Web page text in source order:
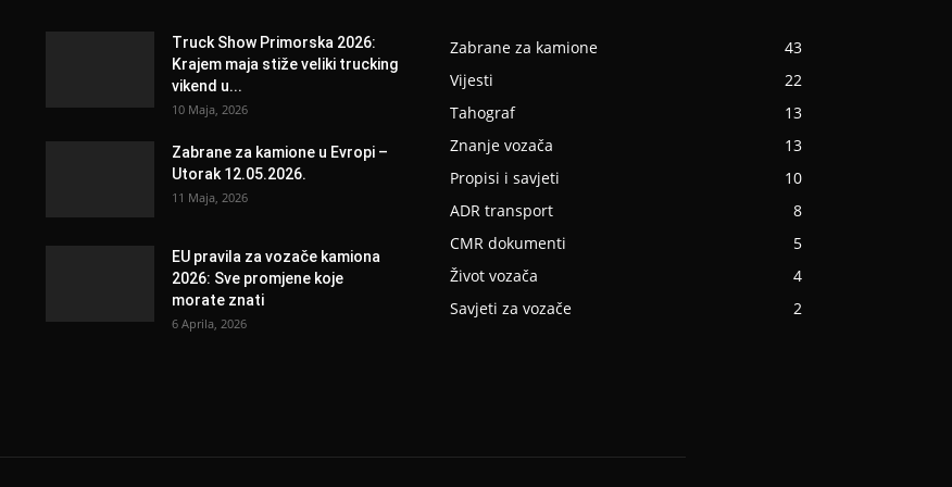
Truck Show Primorska 2026:
Krajem maja stiže veliki trucking
vikend u...
10 Maja, 2026
Zabrane za kamione u Evropi –
Utorak 12.05.2026.
11 Maja, 2026
EU pravila za vozače kamiona
2026: Sve promjene koje
morate znati
6 Aprila, 2026
Zabrane za kamione
43
Vijesti
22
Tahograf
13
Znanje vozača
13
Propisi i savjeti
10
ADR transport
8
CMR dokumenti
5
Život vozača
4
Savjeti za vozače
2